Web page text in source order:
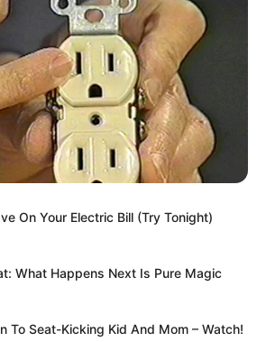
On Your Electric Bill (Try Tonight)
What Happens Next Is Pure Magic
To Seat-Kicking Kid And Mom – Watch!